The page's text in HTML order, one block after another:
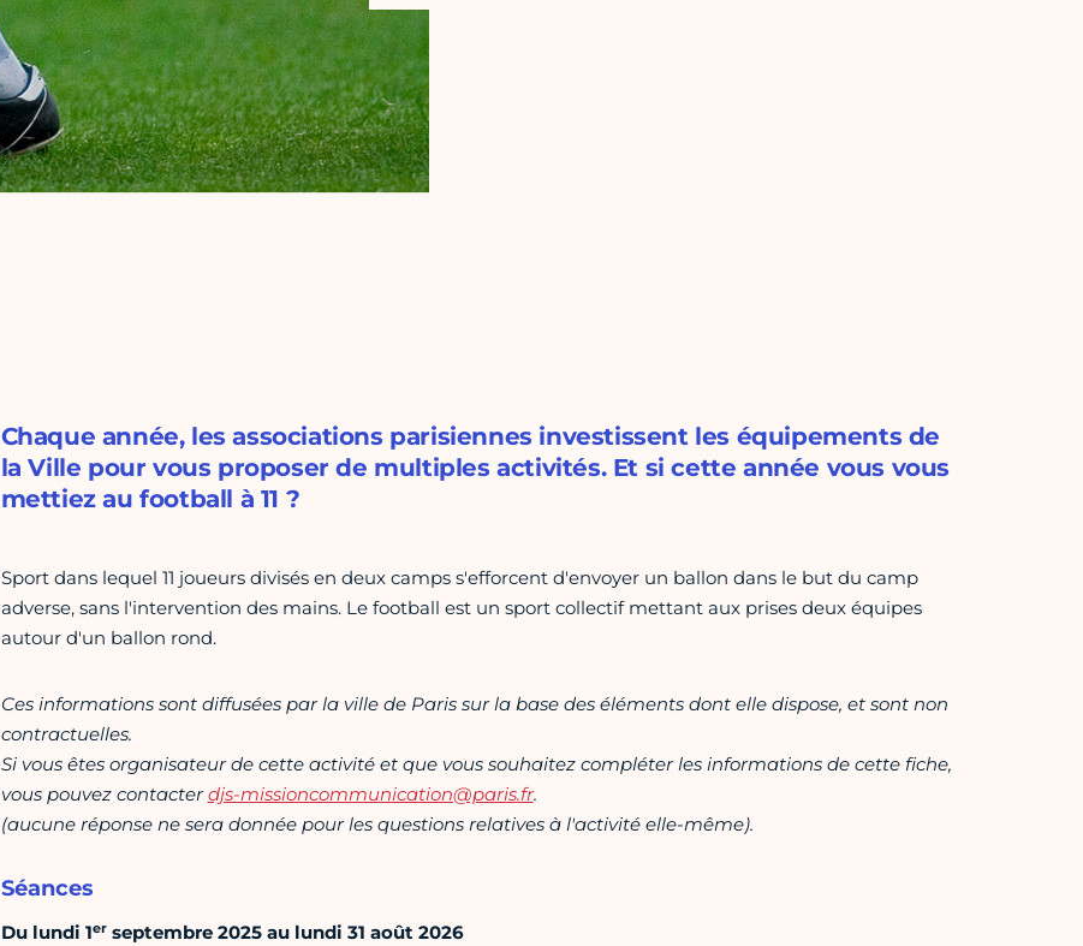
Chaque année, les associations parisiennes investissent les équipements de
la Ville pour vous proposer de multiples activités. Et si cette année vous vous
mettiez au football à 11 ?
Sport dans lequel 11 joueurs divisés en deux camps s'efforcent d'envoyer un ballon dans le but du camp
adverse, sans l'intervention des mains. Le football est un sport collectif mettant aux prises deux équipes
autour d'un ballon rond.
Ces informations sont diffusées par la ville de Paris sur la base des éléments dont elle dispose, et sont non
contractuelles.
Si vous êtes organisateur de cette activité et que vous souhaitez compléter les informations de cette fiche,
vous pouvez contacterdjs-missioncommunication@paris.fr.
(aucune réponse ne sera donnée pour les questions relatives à l'activité elle-même).
Séances
Du lundi 1erseptembre 2025 au lundi 31 août 2026